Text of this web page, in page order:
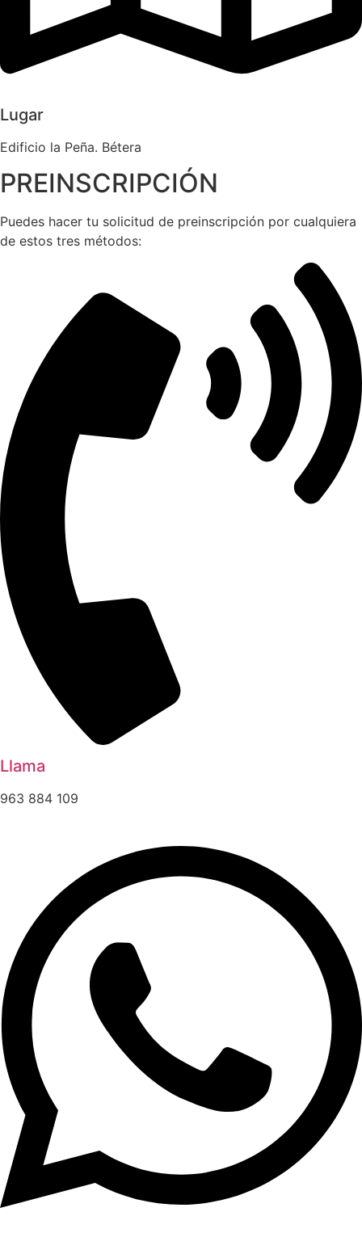
Lugar
Edificio la Peña. Bétera
PREINSCRIPCIÓN
Puedes hacer tu solicitud de preinscripción por cualquiera
de estos tres métodos:
Llama
963 884 109